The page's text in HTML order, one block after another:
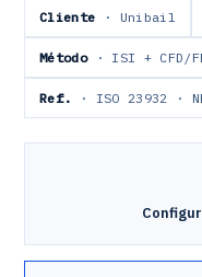
Cliente · Unibail
Método· ISI + CFD/
Ref. · ISO 23932 ·